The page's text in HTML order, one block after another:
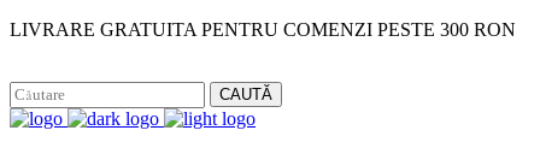
LIVRARE GRATUITA PENTRU COMENZI PESTE 300 RON
CAUTĂ